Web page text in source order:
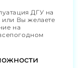
ДГУ на
или Вы желаете
на